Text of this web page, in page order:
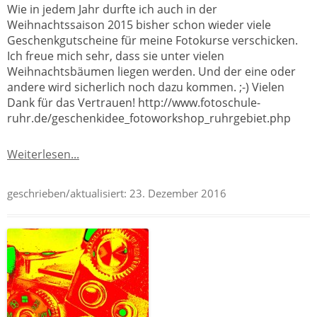
Wie in jedem Jahr durfte ich auch in der
Weihnachtssaison 2015 bisher schon wieder viele
Geschenkgutscheine für meine Fotokurse verschicken.
Ich freue mich sehr, dass sie unter vielen
Weihnachtsbäumen liegen werden. Und der eine oder
andere wird sicherlich noch dazu kommen. ;-) Vielen
Dank für das Vertrauen! http://www.fotoschule-
ruhr.de/geschenkidee_fotoworkshop_ruhrgebiet.php
Weiterlesen...
geschrieben/aktualisiert: 23. Dezember 2016